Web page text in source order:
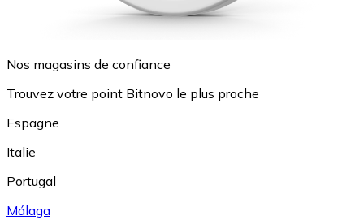
Nos magasins de confiance
Trouvez votre point Bitnovo le plus proche
Espagne
Italie
Portugal
Málaga